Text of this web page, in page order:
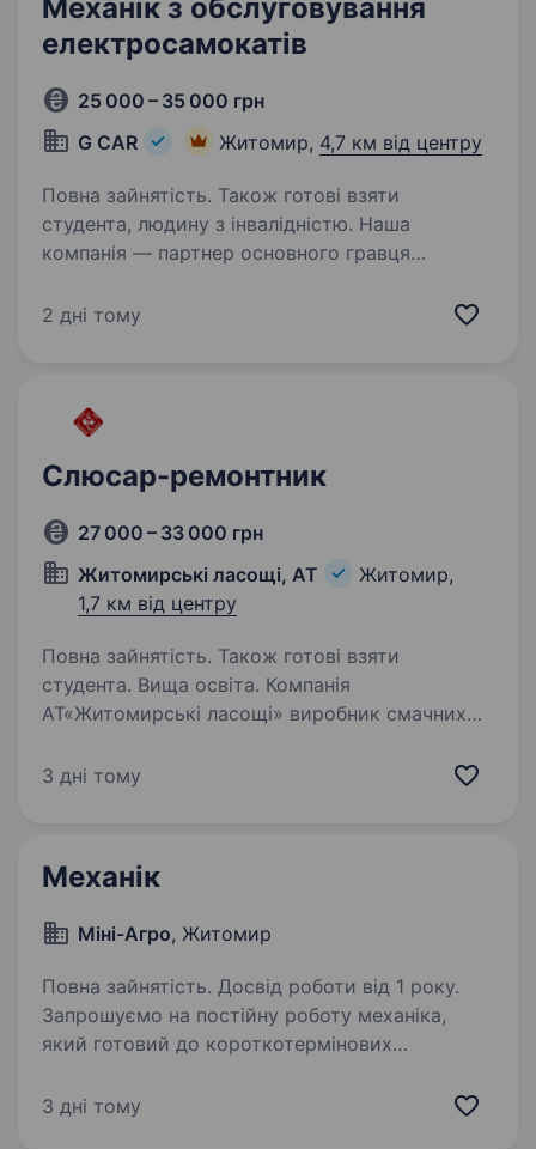
Механік з обслуговування
електросамокатів
25 000 – 35 000 грн
G CAR
Житомир, 4,7 км від центру
Повна зайнятість. Також готові взяти
студента, людину з інвалідністю. Наша
компанія — партнер основного гравця
— Компанії Bolt відкриває в місті Житомир
2 дні тому
Слюсар-ремонтник
27 000 – 33 000 грн
Житомирські ласощі, АТ
Житомир,
1,7 км від центру
Повна зайнятість. Також готові взяти
студента. Вища освіта. Компанія
АТ«Житомирські ласощі» виробник смачних
кваліфікованого слюсаря-ремонтника.
3 дні тому
Механік
Міні-Агро, Житомир
Повна зайнятість. Досвід роботи від 1 року.
Запрошуємо на постійну роботу механіка,
який готовий до короткотермінових
роботи з ремонту чи обслуговуванню
3 дні тому